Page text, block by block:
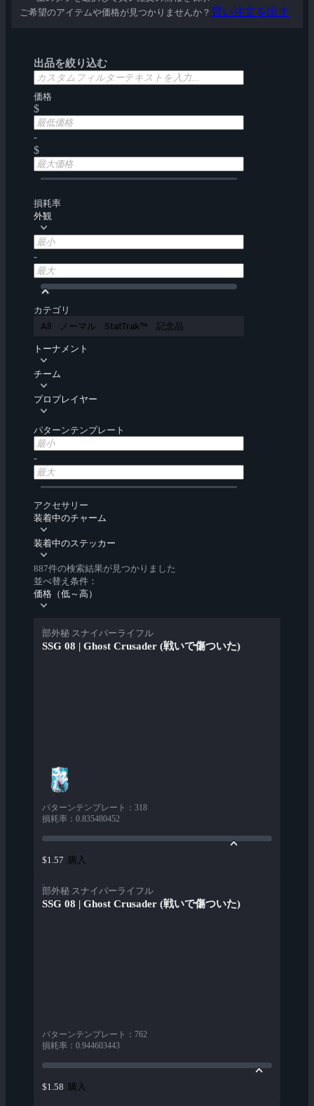
ご希望のアイテムや価格が見つかりませんか？ 買い注文を出す
出品を絞り込む
価格
$
-
$
損耗率
外観
-
カテゴリ
All ノーマル StatTrak™ 記念品
トーナメント
チーム
プロプレイヤー
パターンテンプレート
-
アクセサリー
装着中のチャーム
装着中のステッカー
887件の検索結果が見つかりました
並べ替え条件：
価格（低～高）
部外秘 スナイパーライフル
SSG 08 | Ghost Crusader (戦いで傷ついた)
パターンテンプレート ： 318
損耗率 ： 0.835480452
$1.57 購入
部外秘 スナイパーライフル
SSG 08 | Ghost Crusader (戦いで傷ついた)
パターンテンプレート ： 762
損耗率 ： 0.944603443
$1.58 購入